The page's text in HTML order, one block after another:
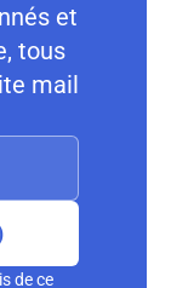
et
tous
mail
de ce